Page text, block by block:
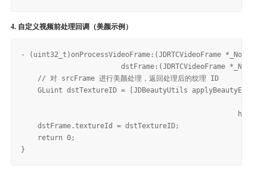
4. 自定义视频前处理回调（美颜示例）
- (uint32_t)onProcessVideoFrame:(JDRTCVideoFrame
dstFrame:(JDRTCVideoFrame
    // 对 srcFrame 进行美颜处理，返回处理后的纹理 ID
GLuint dstTextureID = [JDBeautyUtils
    dstFrame.textureId = dstTextureID;
    return 0;